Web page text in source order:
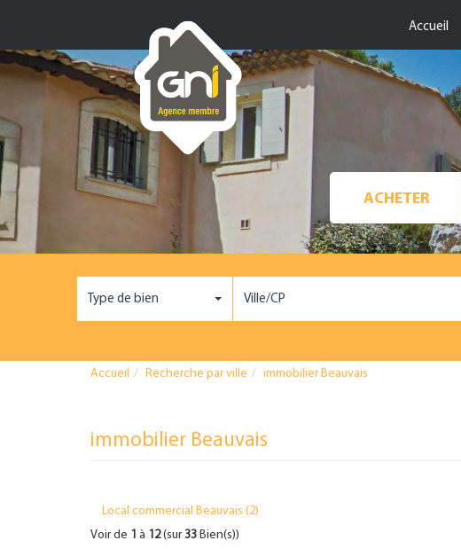
Accueil
Type de bien Ville/CP
Accueil Recherche par ville immobilier Beauvais
immobilier Beauvais
Local commercial Beauvais (2)
Voir de 1 à 12(sur33 Bien(s))